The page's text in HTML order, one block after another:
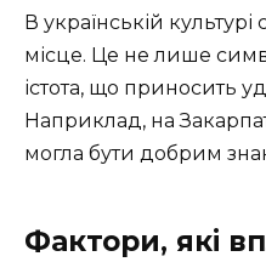
В українській
місце. Це не лише
істота, що приносить
Наприклад, на
могла бути добрим
Фактори, які